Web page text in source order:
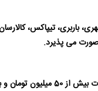
باربری، تیپاکس،
صورت می پذیرد.